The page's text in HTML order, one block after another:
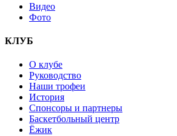
Видео
Фото
КЛУБ
О клубе
Руководство
Наши трофеи
История
Спонсоры и партнеры
Баскетбольный центр
Ёжик